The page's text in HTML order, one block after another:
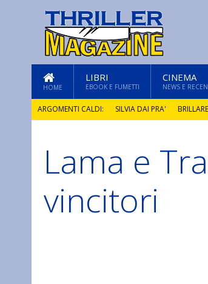
HOME
LIBRI
EBOOK E FUMETTI
CINEMA
NEWS E
ARGOMENTI CALDI: SILVIA DAI PRA' BRILLARE
Lama e
vincitori